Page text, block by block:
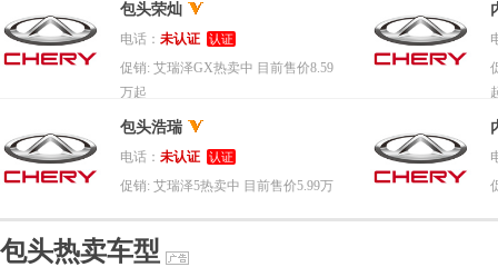
包头荣灿
电话： 未认证 认证
促销: 艾瑞泽GX热卖中 目前售价8.59
万起
包头浩瑞
电话： 未认证 认证
促销: 艾瑞泽5热卖中 目前售价5.99万
包头热卖车型